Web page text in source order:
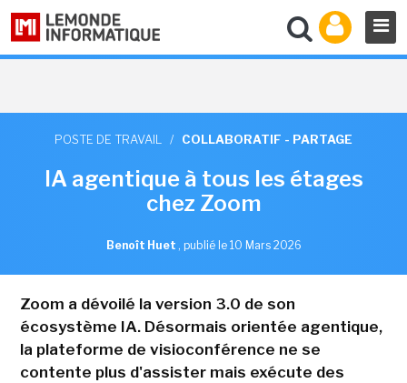
POSTE DE TRAVAIL / COLLABORATIF - PARTAGE
IA agentique à tous les étages
chez Zoom
Benoît Huet , publié le 10 Mars 2026
Zoom a dévoilé la version 3.0 de son
écosystème IA. Désormais orientée agentique,
la plateforme de visioconférence ne se
contente plus d'assister mais exécute des